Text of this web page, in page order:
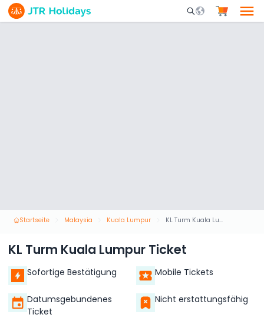
Mobile Search
Startseite Malaysia Kuala Lumpur KL Turm Kuala Lumpur Ticket
KL Turm Kuala Lumpur Ticket
Sofortige Bestätigung Mobile Tickets
Datumsgebundenes
Ticket
Nicht erstattungsfähig